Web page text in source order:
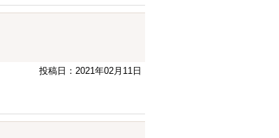
投稿日：2021年02月11日